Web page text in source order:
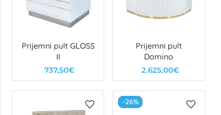
Prijemni pult GLOSS
II
737,50€
Prijemni pult
Domino
2.625,00€
-26%